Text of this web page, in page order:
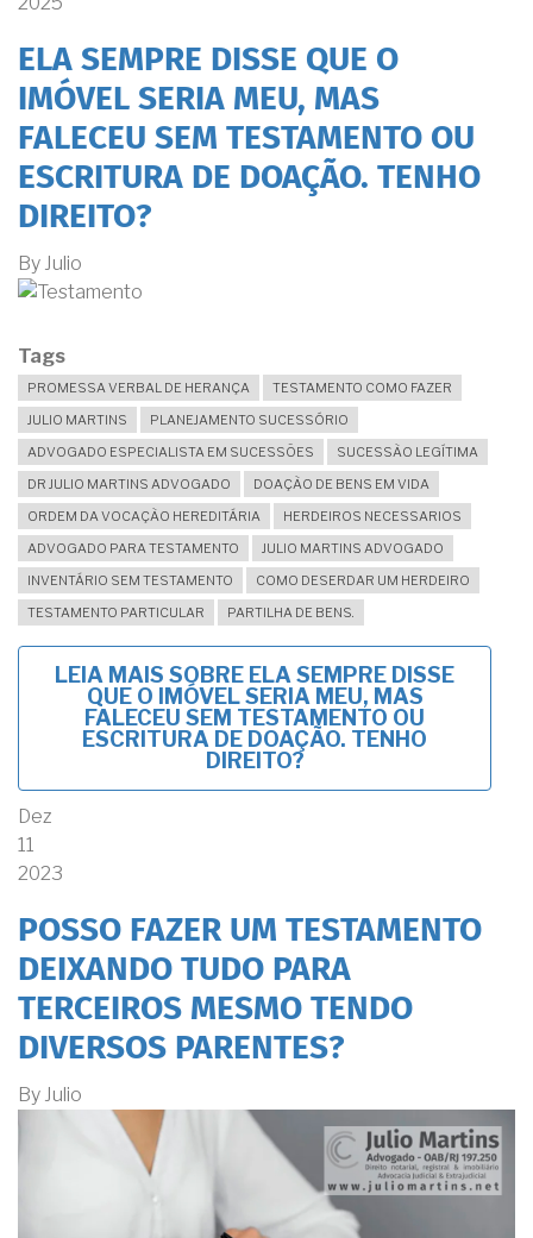
ELA SEMPRE DISSE QUE O
IMÓVEL SERIA MEU, MAS
FALECEU SEM TESTAMENTO OU
ESCRITURA DE DOAÇÃO. TENHO
DIREITO?
By Julio
Tags
PROMESSA VERBAL DE HERANÇA
TESTAMENTO COMO FAZER
JULIO MARTINS
PLANEJAMENTO SUCESSÓRIO
ADVOGADO ESPECIALISTA EM SUCESSÕES
SUCESSÃO LEGÍTIMA
DR JULIO MARTINS ADVOGADO
DOAÇÃO DE BENS EM VIDA
ORDEM DA VOCAÇÃO HEREDITÁRIA
HERDEIROS NECESSARIOS
ADVOGADO PARA TESTAMENTO
JULIO MARTINS ADVOGADO
INVENTÁRIO SEM TESTAMENTO
COMO DESERDAR UM HERDEIRO
TESTAMENTO PARTICULAR
PARTILHA DE BENS.
LEIA MAIS SOBRE ELA SEMPRE DISSE
QUE O IMÓVEL SERIA MEU, MAS
FALECEU SEM TESTAMENTO OU
ESCRITURA DE DOAÇÃO. TENHO
DIREITO?
Dez
11
2023
POSSO FAZER UM TESTAMENTO
DEIXANDO TUDO PARA
TERCEIROS MESMO TENDO
DIVERSOS PARENTES?
By Julio